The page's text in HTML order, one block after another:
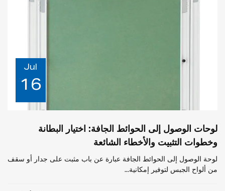
Jul
16
لوحات الوصول إلى الحوائط الجافة: اختيار البطانة
وخطوات التثبيت والأخطاء الشائعة
لوحة الوصول إلى الحوائط الجافة عبارة عن باب مثبت على جدار أو سقف
من ألواح الجبس لتوفير إمكانية...